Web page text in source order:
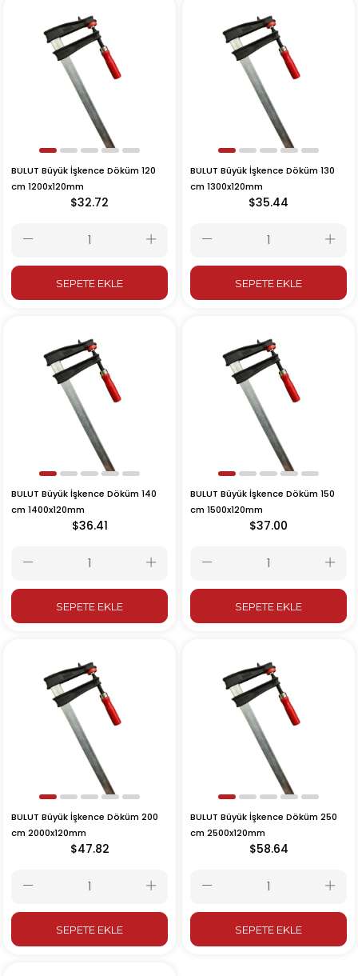
BULUT Büyük İşkence Döküm 120
cm 1200x120mm
$32.72
SEPETE EKLE
BULUT Büyük İşkence Döküm 130
cm 1300x120mm
$35.44
SEPETE EKLE
BULUT Büyük İşkence Döküm 140
cm 1400x120mm
$36.41
SEPETE EKLE
BULUT Büyük İşkence Döküm 150
cm 1500x120mm
$37.00
SEPETE EKLE
BULUT Büyük İşkence Döküm 200
cm 2000x120mm
$47.82
SEPETE EKLE
BULUT Büyük İşkence Döküm 250
cm 2500x120mm
$58.64
SEPETE EKLE